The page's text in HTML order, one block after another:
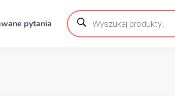
pytania
Wyszukiwarka
produktów